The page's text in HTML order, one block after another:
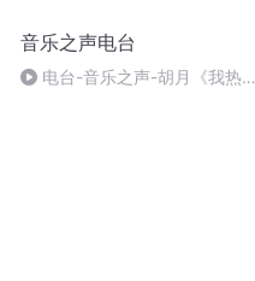
音乐之声电台
电台-音乐之声-胡月《我热恋